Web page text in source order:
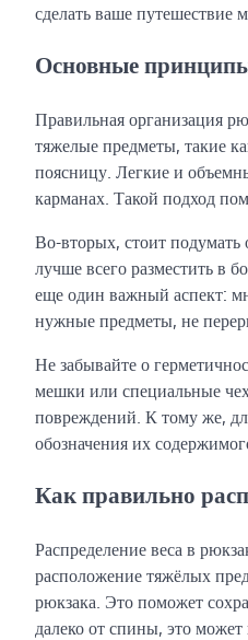
сделать ваше
Основные
Правильная организация
тяжелые предметы, такие
поясницу. Легкие и
карманах. Такой подход
Во-вторых, стоит
лучше всего разместить в
еще один важный аспект:
нужные предметы, не
Не забывайте о
мешки или специальные
повреждений. К тому же,
обозначения их
Как правильно
Распределение веса в
расположение тяжёлых
рюкзака. Это поможет
далеко от спины, это может